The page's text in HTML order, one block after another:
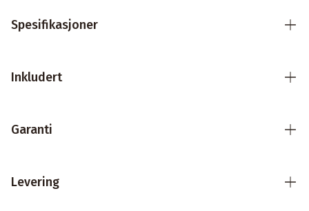
Spesifikasjoner
Inkludert
Garanti
Levering